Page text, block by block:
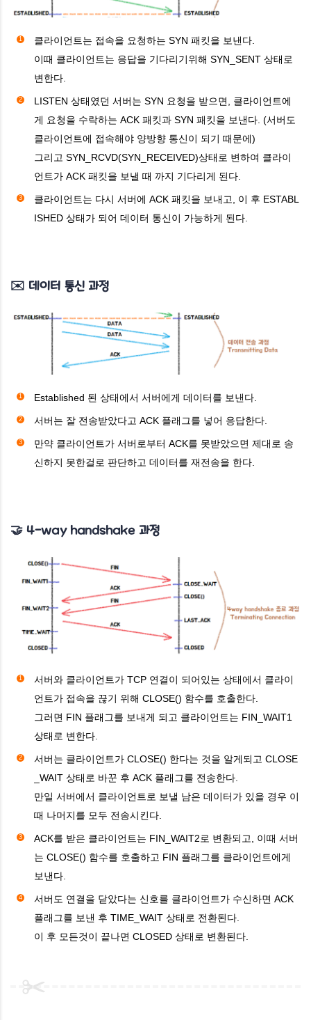
클라이언트는 접속을 요청하는 SYN 패킷을 보낸다.
이때 클라이언트는 응답을 기다리기위해 SYN_SENT 상태로
변한다.
LISTEN 상태였던 서버는 SYN 요청을 받으면, 클라이언트에
게 요청을 수락하는 ACK 패킷과 SYN 패킷을 보낸다. (서버도
클라이언트에 접속해야 양방향 통신이 되기 때문에)
그리고 SYN_RCVD(SYN_RECEIVED)상태로 변하여 클라이
언트가 ACK 패킷을 보낼 때 까지 기다리게 된다.
클라이언트는 다시 서버에 ACK 패킷을 보내고, 이 후 ESTABL
ISHED 상태가 되어 데이터 통신이 가능하게 된다.
✉️ 데이터 통신 과정
Established 된 상태에서 서버에게 데이터를 보낸다.
서버는 잘 전송받았다고 ACK 플래그를 넣어 응답한다.
만약 클라이언트가 서버로부터 ACK를 못받았으면 제대로 송
신하지 못한걸로 판단하고 데이터를 재전송을 한다.
🤝 4-way handshake 과정
서버와 클라이언트가 TCP 연결이 되어있는 상태에서 클라이
언트가 접속을 끊기 위해 CLOSE() 함수를 호출한다.
그러면 FIN 플래그를 보내게 되고 클라이언트는 FIN_WAIT1
상태로 변한다.
서버는 클라이언트가 CLOSE() 한다는 것을 알게되고 CLOSE
_WAIT 상태로 바꾼 후 ACK 플래그를 전송한다.
만일 서버에서 클라이언트로 보낼 남은 데이터가 있을 경우 이
때 나머지를 모두 전송시킨다.
ACK를 받은 클라이언트는 FIN_WAIT2로 변환되고, 이때 서버
는 CLOSE() 함수를 호출하고 FIN 플래그를 클라이언트에게
보낸다.
서버도 연결을 닫았다는 신호를 클라이언트가 수신하면 ACK
플래그를 보낸 후 TIME_WAIT 상태로 전환된다.
이 후 모든것이 끝나면 CLOSED 상태로 변환된다.